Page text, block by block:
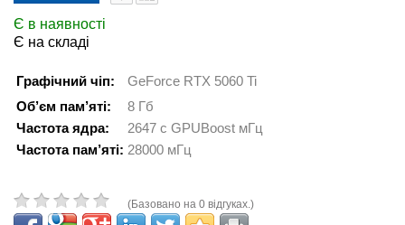
Є в наявності
Є на складі
Графічний чіп:
GeForce RTX 5060 Ti
Об’єм пам’яті:
8 Гб
Частота ядра:
2647 с GPUBoost мГц
Частота пам’яті: 28000 мГц
(Базовано на 0 відгуках.)